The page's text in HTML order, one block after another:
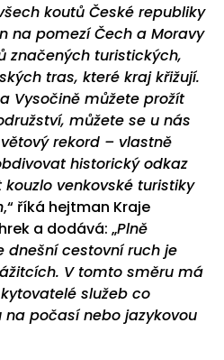
koutů České republiky
na pomezí Čech a Moravy
značených turistických,
tras, které kraj křižují.
Vysočině můžete prožít
můžete se u nás
rekord – vlastně
historický odkaz
venkovské turistiky
,“ říká hejtman Kraje
a dodává: „Plně
dnešní cestovní ruch je
V tomto směru má
služeb co
počasí nebo jazykovou